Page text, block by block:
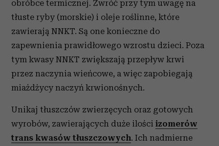
obróbce termicznej. Zwróć przy tym uwagę na
tłuste ryby (morskie) i oleje roślinne, które
zawierają NNKT. Są one konieczne do
zapewnienia prawidłowego wzrostu dzieci. Poza
tym kwasy NNKT zwiększają przepływ krwi
przez naczynia wieńcowe, a więc zapobiegają
miażdżycy naczyń krwionośnych.
Unikaj tłuszczów zwierzęcych oraz gotowych
wyrobów, zawierających duże ilości izomerów
trans kwasów tłuszczowych. Ich nadmierne